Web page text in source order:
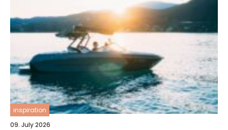
inspiration
09. July 2026